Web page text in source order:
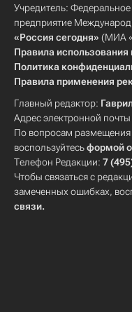
Учредитель: Федеральное
предприятие
«Россия сегодня» (МИА
Правила
Политика
Правила применения
Главный редактор:
Адрес электронной
По вопросам
воспользуйтесьформой
Телефон Редакции: 7
Чтобы связаться с
замеченных ошибках,
связи.